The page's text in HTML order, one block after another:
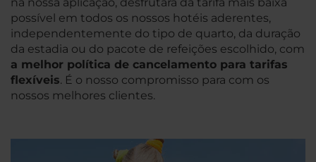
possível em todos os nossos hotéis aderentes,
independentemente do tipo de quarto, da duração
da estadia ou do pacote de refeições escolhido, com
a melhor política de cancelamento para tarifas
flexíveis. É o nosso compromisso para com os
nossos melhores clientes.